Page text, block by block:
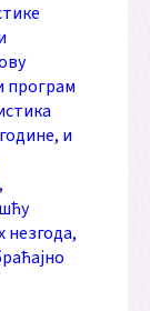
програм
и
незгода,